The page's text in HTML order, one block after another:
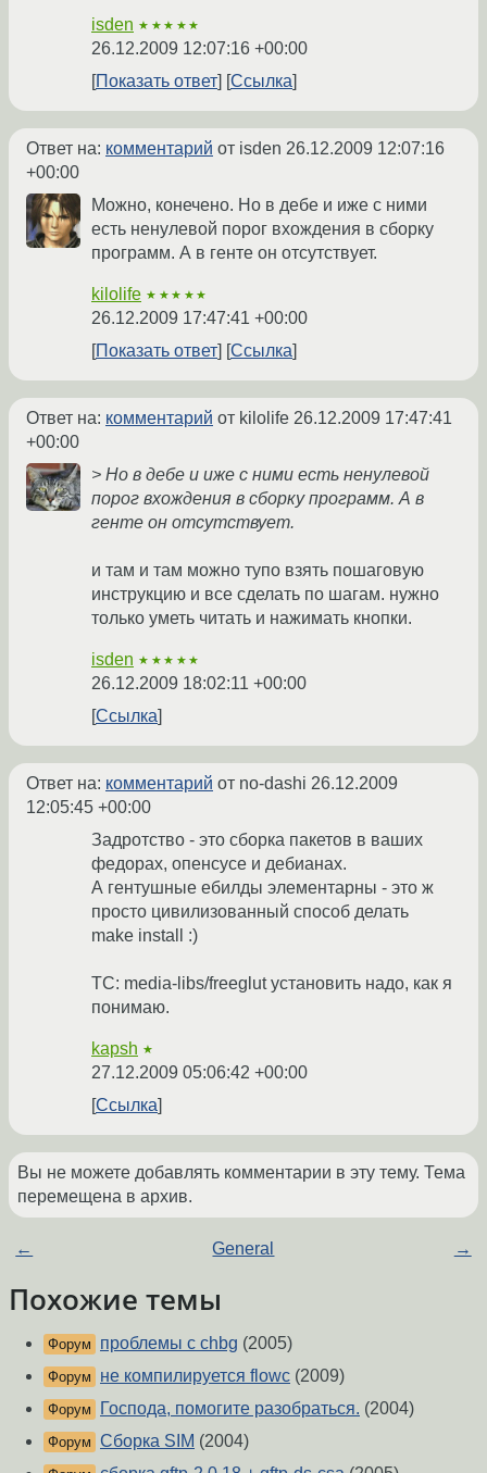
isden ★★★★★
26.12.2009 12:07:16 +00:00
Показать ответ
Ссылка
Ответ на: комментарий от isden 26.12.2009 12:07:16
+00:00
Можно, конечено. Но в дебе и иже с ними
есть ненулевой порог вхождения в сборку
программ. А в генте он отсутствует.
kilolife ★★★★★
26.12.2009 17:47:41 +00:00
Показать ответ
Ссылка
Ответ на: комментарий от kilolife 26.12.2009 17:47:41
+00:00
> Но в дебе и иже с ними есть ненулевой
порог вхождения в сборку программ. А в
генте он отсутствует.
и там и там можно тупо взять пошаговую
инструкцию и все сделать по шагам. нужно
только уметь читать и нажимать кнопки.
isden ★★★★★
26.12.2009 18:02:11 +00:00
Ссылка
Ответ на: комментарий от no-dashi 26.12.2009
12:05:45 +00:00
Задротство - это сборка пакетов в ваших
федорах, опенсусе и дебианах.
А гентушные ебилды элементарны - это ж
просто цивилизованный способ делать
make install :)
ТС: media-libs/freeglut установить надо, как я
понимаю.
kapsh ★
27.12.2009 05:06:42 +00:00
Ссылка
Вы не можете добавлять комментарии в эту тему. Тема
перемещена в архив.
← General →
Похожие темы
Форум проблемы с chbg (2005)
Форум не компилируется flowc (2009)
Форум Господа, помогите разобраться. (2004)
Форум Сборка SIM (2004)